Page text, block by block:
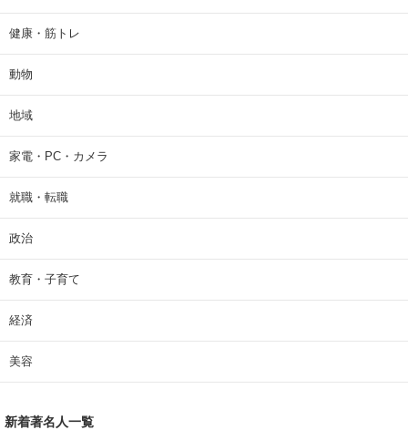
健康・筋トレ
動物
地域
家電・PC・カメラ
就職・転職
政治
教育・子育て
経済
美容
新着著名人一覧